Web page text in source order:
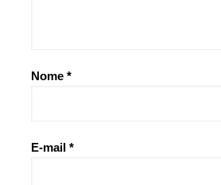
Nome *
E-mail *